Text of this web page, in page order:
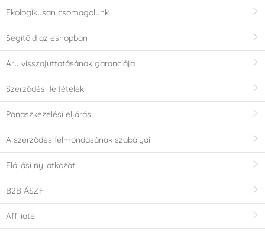
Ekologikusan csomagolunk
Segítőid az eshopban
Áru visszajuttatásának garanciája
Szerződési feltételek
Panaszkezelési eljárás
A szerződés felmondásának szabályai
Elállási nyilatkozat
B2B ÁSZF
Affiliate